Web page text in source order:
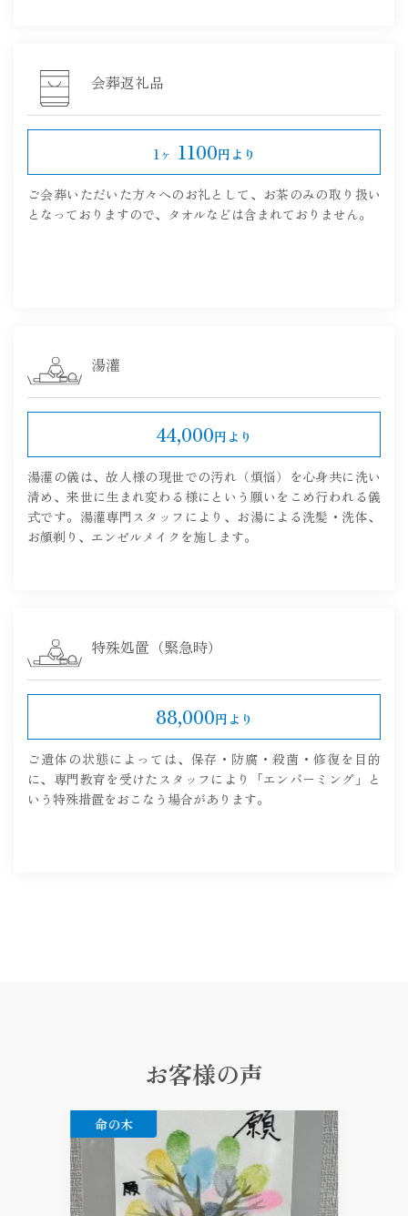
会葬返礼品
1ヶ 1100円より
ご会葬いただいた方々へのお礼として、お茶のみの取り扱い
となっておりますので、タオルなどは含まれておりません。
湯灌
44,000円より
湯灌の儀は、故人様の現世での汚れ（煩悩）を心身共に洗い
清め、来世に生まれ変わる様にという願いをこめ行われる儀
式です。湯灌専門スタッフにより、お湯による洗髪・洗体、
お顔剃り、エンゼルメイクを施します。
特殊処置（緊急時）
88,000円より
ご遺体の状態によっては、保存・防腐・殺菌・修復を目的
に、専門教育を受けたスタッフにより「エンバーミング」と
いう特殊措置をおこなう場合があります。
お客様の声
命の木